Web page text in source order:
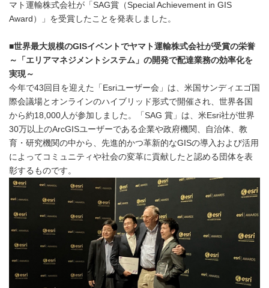
マト運輸株式会社が「SAG賞（Special Achievement in GIS
Award）」を受賞したことを発表しました。
■世界最大規模のGISイベントでヤマト運輸株式会社が受賞の栄誉
～「エリアマネジメントシステム」の開発で配達業務の効率化を
実現～
今年で43回目を迎えた「Esriユーザー会」は、米国サンディエゴ国
際会議場とオンラインのハイブリッド形式で開催され、世界各国
から約18,000人が参加しました。「SAG 賞」は、米Esri社が世界
30万以上のArcGISユーザーである企業や政府機関、自治体、教
育・研究機関の中から、先進的かつ革新的なGISの導入および活用
によってコミュニティや社会の変革に貢献したと認める団体を表
彰するものです。